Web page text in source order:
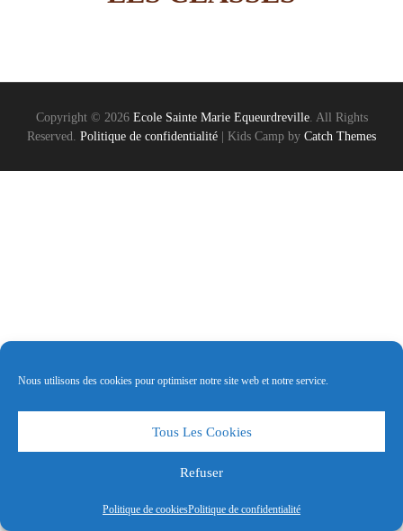
Nous utilisons des cookies pour optimiser notre site web et notre service.
Tous Les Cookies
Refuser
Politique de cookiesPolitique de confidentialité
Copyright © 2026 Ecole Sainte Marie Equeurdreville. All Rights
Reserved. Politique de confidentialité Kids Camp by Catch Themes